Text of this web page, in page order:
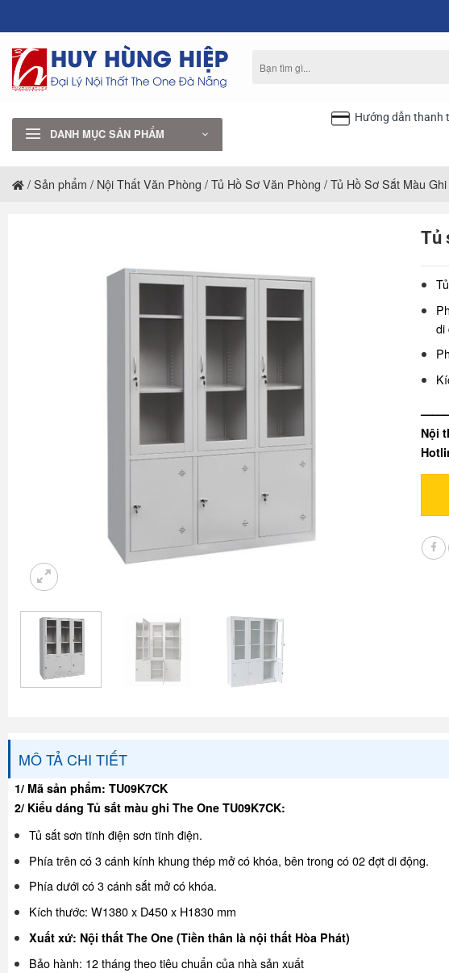
nội
dung
kiếm:
DANH MỤC SẢN PHẨM
Hướng dẫn thanh
/Sản phẩm / Nội Thất Văn Phòng /Tủ Hồ Sơ Văn Phòng /Tủ Hồ Sơ Sắt Màu Ghi
Tủ
di
Nội
MÔ TẢ CHI TIẾT
1/ Mã sản phẩm: TU09K7CK
2/ Kiểu dáng Tủ sắt màu ghi The One TU09K7CK:
Tủ sắt sơn tĩnh điện sơn tĩnh điện.
Phía trên có 3 cánh kính khung thép mở có khóa, bên trong có 02 đợt di động.
Phía dưới có 3 cánh sắt mở có khóa.
Kích thước: W1380 x D450 x H1830 mm
Xuất xứ: Nội thất The One (Tiền thân là nội thất Hòa Phát)
Bảo hành: 12 tháng theo tiêu chuẩn của nhà sản xuất